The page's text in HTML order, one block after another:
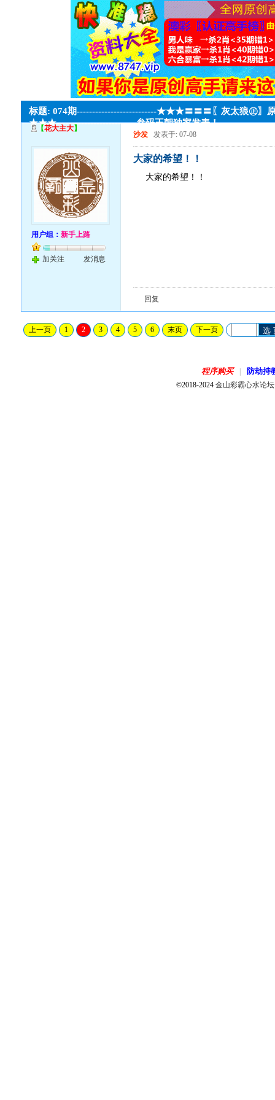
标题: 074期--------------------------★★★〓〓〓〖灰太狼㊣〗
★★★--------------------------叁码王朝独家发表！
【花大主大】
用户组：新手上路
加关注 发消息
沙发 发表于: 07-08
大家的希望！！
大家的希望！！
回复
上一页 1 2 3 4 5 6 末页 下一页 选
程序购买 防劫持
©2018-2024金山彩霸心水论坛